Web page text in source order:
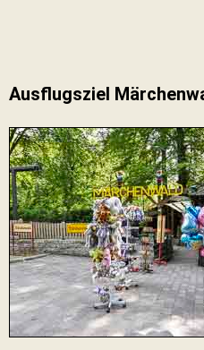
Ausflugsziel